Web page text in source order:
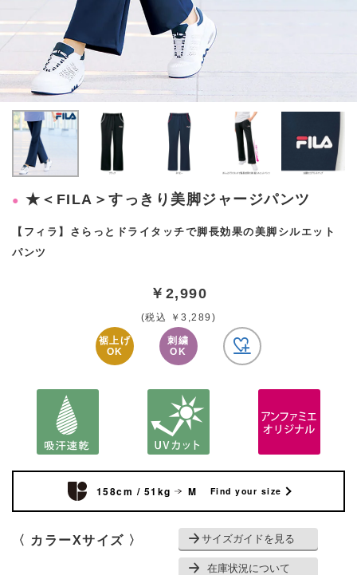
★＜FILA＞すっきり美脚ジャージパンツ
【フィラ】さらっとドライタッチで脚長効果の美脚シルエット
パンツ
￥2,990
(税込 ￥3,289)
裾上げ
OK
刺繍
OK
158cm / 51kg M Find your size
〈 カラーXサイズ 〉 サイズガイドを見る
在庫状況について